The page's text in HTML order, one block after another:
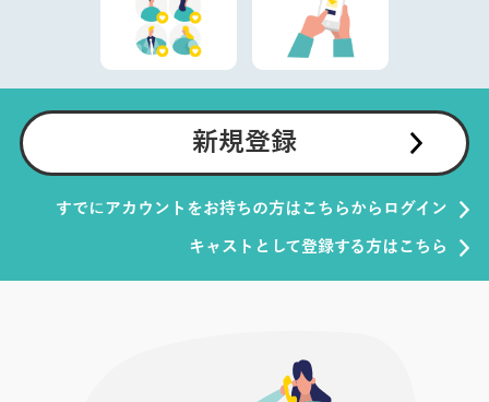
新規登録
すでにアカウントをお持ちの方はこちらからログイン
キャストとして登録する方はこちら